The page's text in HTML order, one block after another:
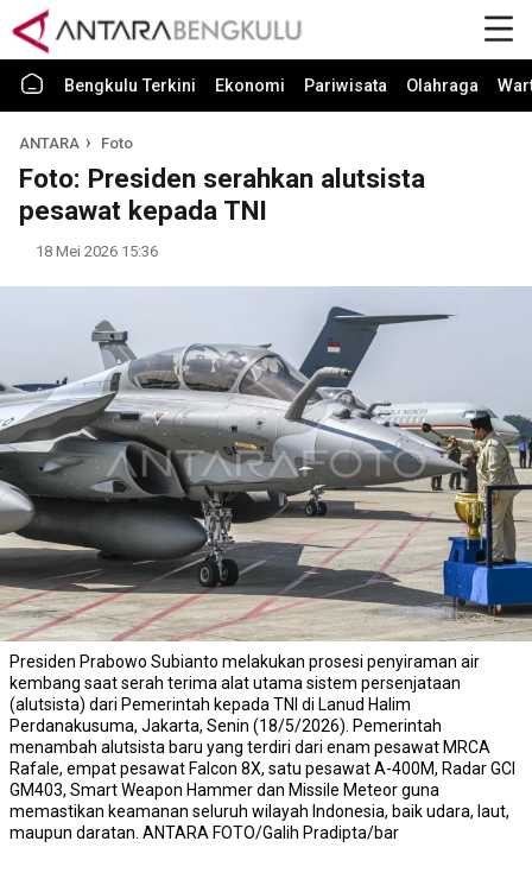
Bengkulu Terkini Ekonomi Pariwisata Olahraga
ANTARA Foto
Foto: Presiden serahkan alutsista
pesawat kepada TNI
18 Mei 2026 15:36
Presiden Prabowo Subianto melakukan prosesi penyiraman air
kembang saat serah terima alat utama sistem persenjataan
(alutsista) dari Pemerintah kepada TNI di Lanud Halim
Perdanakusuma, Jakarta, Senin (18/5/2026). Pemerintah
menambah alutsista baru yang terdiri dari enam pesawat MRCA
Rafale, empat pesawat Falcon 8X, satu pesawat A-400M, Radar GCI
GM403, Smart Weapon Hammer dan Missile Meteor guna
memastikan keamanan seluruh wilayah Indonesia, baik udara, laut,
maupun daratan. ANTARA FOTO/Galih Pradipta/bar